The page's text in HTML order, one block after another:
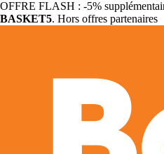
OFFRE FLASH : -5%
BASKET5. Hors offres partenaires